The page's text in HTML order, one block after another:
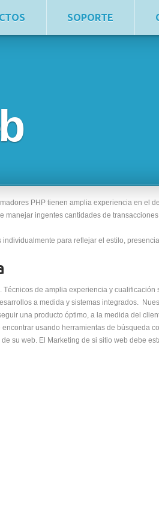
SOPORTE
PHP tienen amplia experiencia en el
ingentes cantidades de
para reflejar el estilo,
de amplia experiencia y
a medida y sistemas integrados.
una producto óptimo, a la medida del
usando herramientas de búsqueda
su web. El Marketing de si sitio web debe